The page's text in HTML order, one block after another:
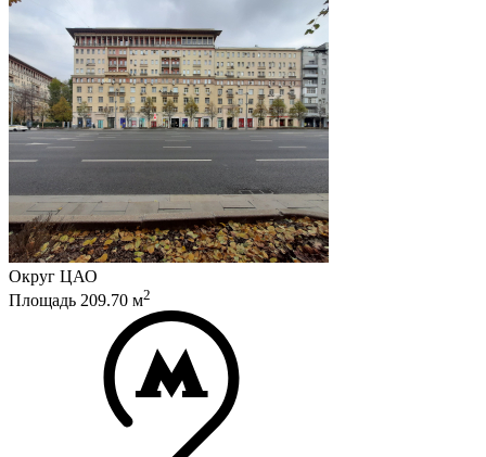
Округ ЦАО
Площадь 209.70 м2